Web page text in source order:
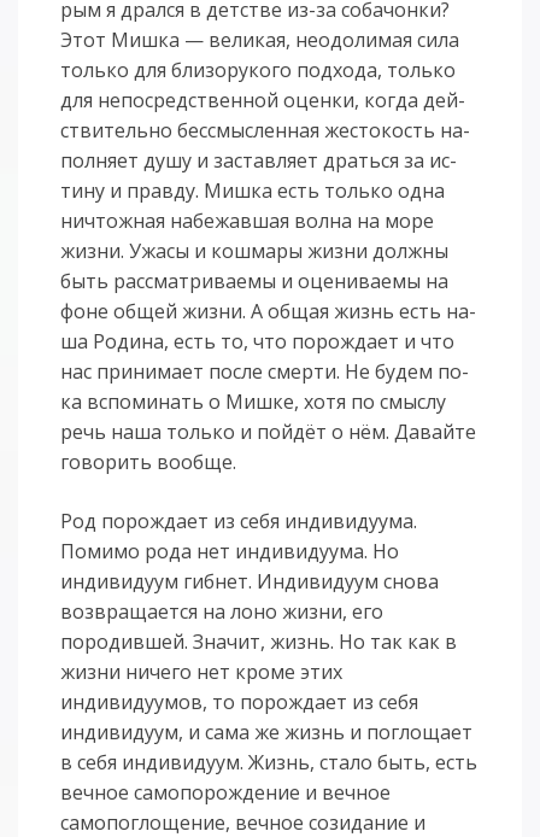
рым я драл­ся в дет­стве из-за со­ба­чон­ки?
Этот Миш­ка — ве­ли­кая, не­одо­ли­мая си­ла
толь­ко для бли­зо­ру­ко­го под­хо­да, толь­ко
для не­по­сред­ствен­ной оцен­ки, ко­гда дей­
стви­тель­но бес­смыс­лен­ная же­сто­кость на­
пол­ня­ет ду­шу и за­став­ля­ет драть­ся за ис­
ти­ну и прав­ду. Миш­ка есть толь­ко од­на
ни­чтож­ная на­бе­жав­шая вол­на на мо­ре
жиз­ни. Ужа­сы и кош­ма­ры жиз­ни долж­ны
быть рас­смат­ри­ва­е­мы и оце­ни­ва­е­мы на
фо­не об­щей жиз­ни. А об­щая жизнь есть на­
ша Ро­ди­на, есть то, что по­рож­да­ет и что
нас при­ни­ма­ет по­сле смер­ти. Не бу­дем по­
ка вспо­ми­нать о Миш­ке, хо­тя по смыс­лу
речь на­ша толь­ко и пой­дёт о нём. Да­вай­те
го­во­рить во­об­ще.
Род порождает из себя индивидуума.
Помимо рода нет индивидуума. Но
индивидуум гибнет. Индивидуум снова
возвращается на лоно жизни, его
породившей. Значит, жизнь. Но так как в
жизни ничего нет кроме этих
индивидуумов, то порождает из себя
индивидуум, и сама же жизнь и поглощает
в себя индивидуум. Жизнь, стало быть, есть
вечное самопорождение и вечное
самопоглощение, вечное созидание и